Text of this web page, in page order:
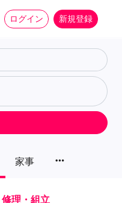
ログイン 新規登録
家事 more_horiz
修理・組立